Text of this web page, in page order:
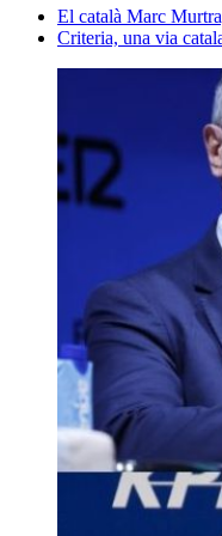
El català Marc
Criteria, una via